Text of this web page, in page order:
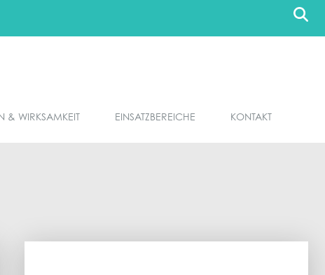
& WIRKSAMKEIT EINSATZBEREICHE KONTAKT